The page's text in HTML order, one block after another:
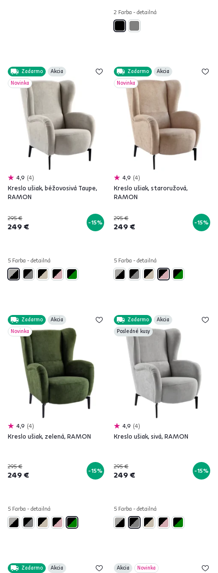
2 Farba - detailná
Zadarmo
Akcia
Novinka
4,9 4
Kreslo ušiak, béžovosivá Taupe,
RAMON
295 €
249 € -15%
5 Farba - detailná
Zadarmo
Akcia
Novinka
4,9 4
Kreslo ušiak, staroružová,
RAMON
295 €
249 € -15%
5 Farba - detailná
Zadarmo
Akcia
Novinka
4,9 4
Kreslo ušiak, zelená, RAMON
295 €
249 € -15%
5 Farba - detailná
Zadarmo
Akcia
Posledné kusy
4,9 4
Kreslo ušiak, sivá, RAMON
295 €
249 € -15%
5 Farba - detailná
Zadarmo Akcia Akcia Novinka